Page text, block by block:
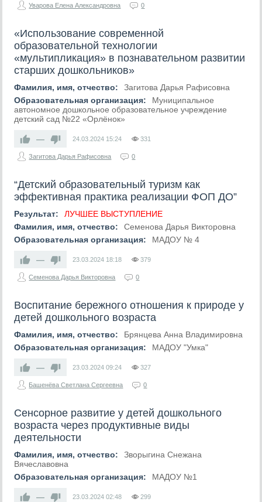
Уварова Елена Александровна 0
«Использование современной
образовательной технологии
«мультипликация» в познавательном развитии
старших дошкольников»
Фамилия, имя, отчество:
Загитова Дарья Рафисовна
Образовательная организация:
Муниципальное
автономное дошкольное образовательное учреждение
детский сад №22 «Орлёнок»
— 24.03.2024 15:24 331
Загитова Дарья Рафисовна 0
“Детский образовательный туризм как
эффективная практика реализации ФОП ДО”
Результат:
ЛУЧШЕЕ ВЫСТУПЛЕНИЕ
Фамилия, имя, отчество:
Семенова Дарья Викторовна
Образовательная организация:
МАДОУ № 4
— 23.03.2024 18:18 379
Семенова Дарья Викторовна 0
Воспитание бережного отношения к природе у
детей дошкольного возраста
Фамилия, имя, отчество:
Брянцева Анна Владимировна
Образовательная организация:
МАДОУ "Умка"
— 23.03.2024 09:24 327
Башенёва Светлана Сергеевна 0
Сенсорное развитие у детей дошкольного
возраста через продуктивные виды
деятельности
Фамилия, имя, отчество:
Зворыгина Снежана
Вячеславовна
Образовательная организация:
МАДОУ №1
— 23.03.2024 02:48 299